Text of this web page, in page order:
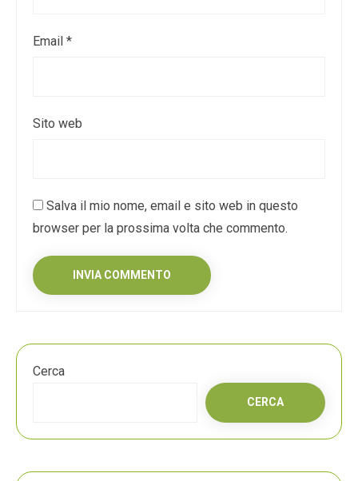
Email *
Sito web
Salva il mio nome, email e sito web in questo
browser per la prossima volta che commento.
Cerca
CERCA